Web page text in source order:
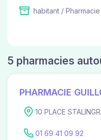
habitant /
5 pharmacies
PHARMACIE
10 PLACE
01 69 41 09 92